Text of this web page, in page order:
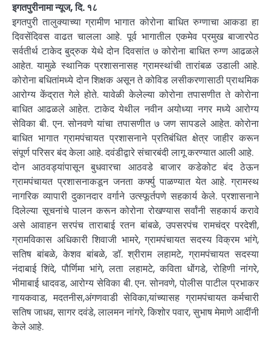
इगतपुरीनामा न्यूज, दि. १८
इगतपुरी तालुक्याच्या ग्रामीण भागात कोरोना बाधित रुग्णाचा आकडा हा
दिवसेंदिवस वाढत चालला आहे. पूर्व भागातील एकमेव प्रमुख बाजारपेठ
सर्वतीर्थ टाकेद बुद्रुक येथे दोन दिवसांत ७ कोरोना बाधित रुग्ण आढळले
आहेत. यामुळे स्थानिक प्रशासनासह ग्रामस्थांची तारांबळ उडाली आहे.
कोरोना बधितांमध्ये दोन शिक्षक असून ते कोविड लसीकरणासाठी प्राथमिक
आरोग्य केंद्रात गेले होते. यावेळी केलेल्या कोरोना तपासणीत ते कोरोना
बाधित आढळले आहेत. टाकेद येथील नवीन अयोध्या नगर मध्ये आरोग्य
सेविका बी. एन. सोनवणे यांचा तपासणीत ७ जण सापडले आहेत. कोरोना
बाधित भागात ग्रामपंचायत प्रशासनाने प्रतिबंधित क्षेत्र जाहीर करून
संपूर्ण परिसर बंद केला आहे. दवंडीद्वारे संचारबंदी लागू करण्यात आली आहे.
दोन आठवड्यांपासून बुधवारचा आठवडे बाजार कडेकोट बंद ठेऊन
ग्रामपंचायत प्रशासनाकडून जनता कर्फ्यु पाळण्यात येत आहे. ग्रामस्थ
नागरिक व्यापारी दुकानदार वर्गाने उत्स्फूर्तपणे सहकार्य केले. प्रशासनाने
दिलेल्या सूचनांचे पालन करून कोरोना रोखण्यास सर्वांनी सहकार्य करावे
असे आवाहन सरपंच ताराबाई रतन बांबळे, उपसरपंच रामचंद्र परदेशी,
ग्रामविकास अधिकारी शिवाजी भामरे, ग्रामपंचायत सदस्य विक्रम भांगे,
सतिष बांबळे, केशव बांबळे, डॉ. श्रीराम लहामटे, ग्रामपंचायत सदस्या
नंदाबाई शिंदे, पौर्णिमा भांगे, लता लहामटे, कविता धोंगडे, रोहिणी नांगरे,
भीमाबाई धादवड, आरोग्य सेविका बी. एन. सोनवणे, पोलीस पाटील प्रभाकर
गायकवाड, मदतनीस,अंगणवाडी सेविका,यांच्यासह ग्रामपंचायत कर्मचारी
सतिष जाधव, सागर दवंडे, लालमन नांगरे, किशोर पवार, सुभाष मेमाणे आदींनी
केले आहे.